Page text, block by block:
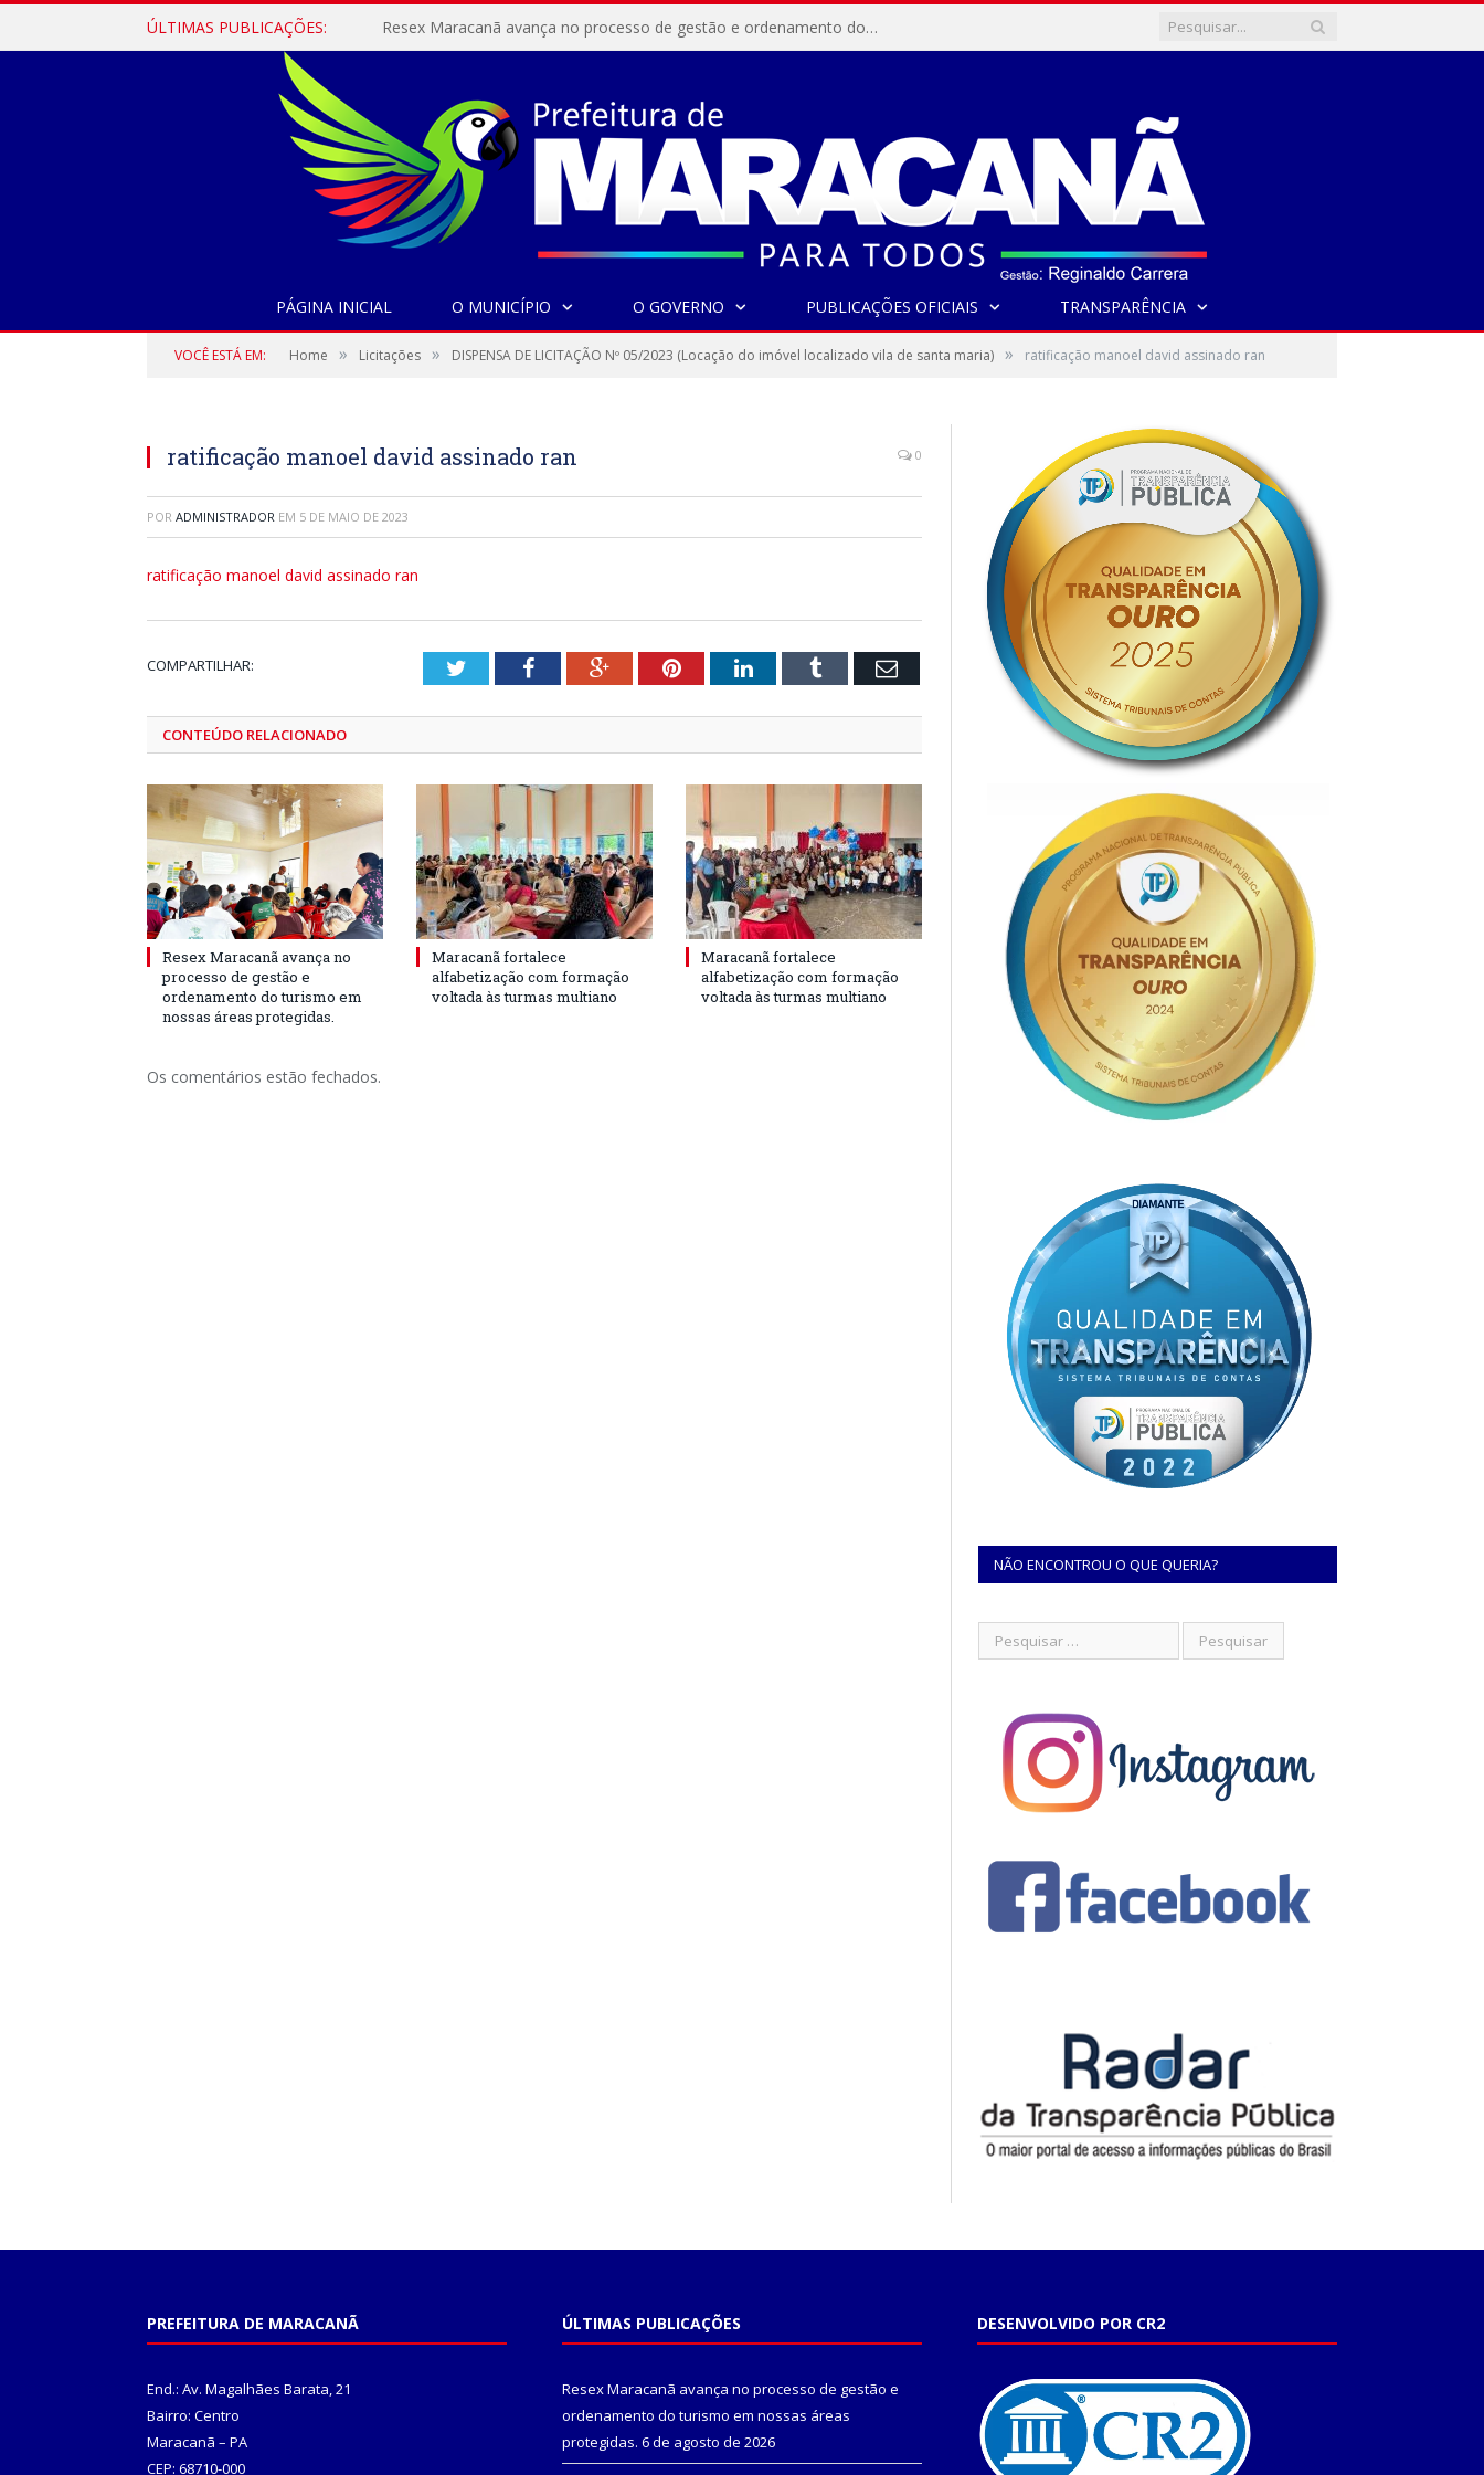
ÚLTIMAS PUBLICAÇÕES: Resex Maracanã avança no processo de gestão e ordenamento do turismo em nossas áreas protegidas.
PÁGINA INICIAL O MUNICÍPIO O GOVERNO PUBLICAÇÕES OFICIAIS TRANSPARÊNCIA
VOCÊ ESTÁ EM: Home » Licitações » DISPENSA DE LICITAÇÃO Nº 05/2023 (Locação do imóvel localizado vila de santa maria) » ratificação manoel david assinado ran
ratificação manoel david assinado ran 0
POR ADMINISTRADOR EM 5 DE MAIO DE 2023
ratificação manoel david assinado ran
COMPARTILHAR: TwitterFacebookGoogle+PinterestLinkedInTumblr Email
CONTEÚDO RELACIONADO
Resex Maracanã avança no
processo de gestão e
ordenamento do turismo em
nossas áreas protegidas.
Maracanã fortalece
alfabetização com formação
voltada às turmas multiano
Maracanã fortalece
alfabetização com formação
voltada às turmas multiano
Os comentários estão fechados.
NÃO ENCONTROU O QUE QUERIA?
PREFEITURA DE MARACANÃ
End.: Av. Magalhães Barata, 21
Bairro: Centro
Maracanã – PA
CEP: 68710-000
ÚLTIMAS PUBLICAÇÕES
Resex Maracanã avança no processo de gestão e
ordenamento do turismo em nossas áreas
protegidas. 6 de agosto de 2026
DESENVOLVIDO POR CR2